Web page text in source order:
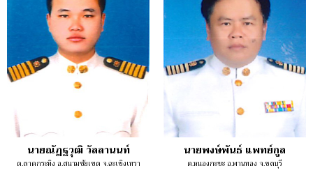
นายณัฎฐวุฒิ วัลลานนท์
ต.ลาดกระทิง อ.สนามชัยเขต จ.ฉะเชิงเทรา
นายพงษ์พันธ์ แพทย์กูล
ต.หนองกะขะ อ.พานทอง จ.ชลบุรี